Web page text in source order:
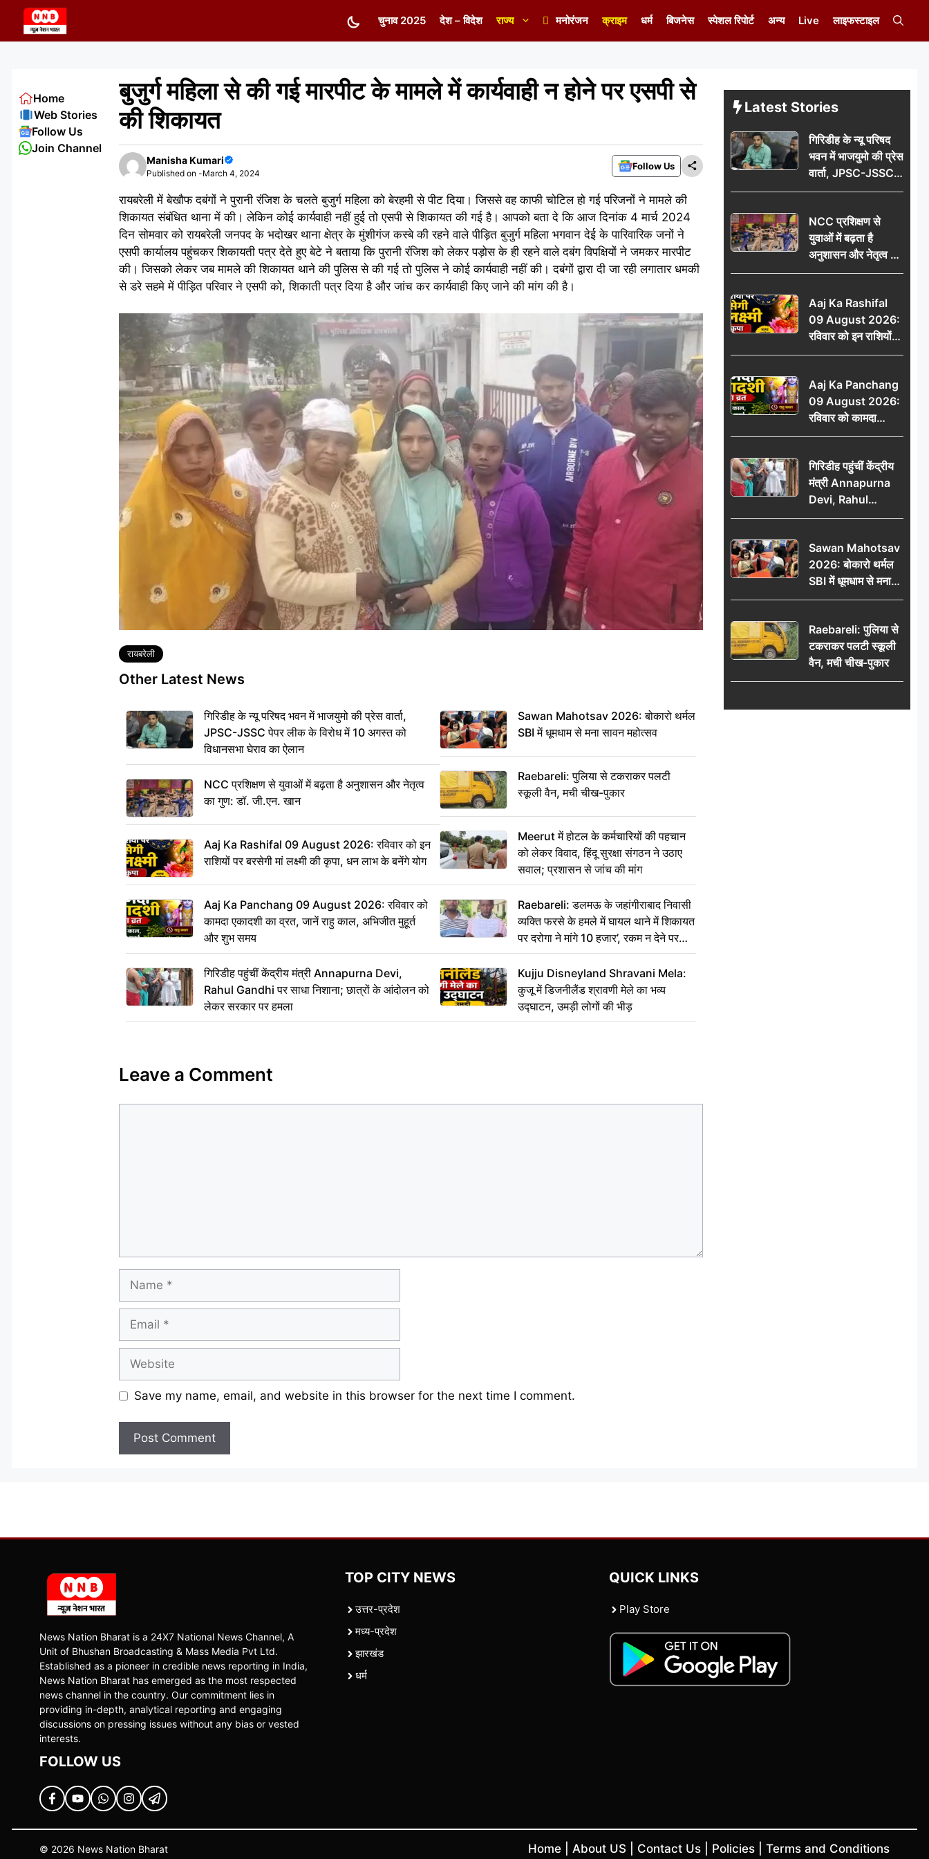
content
चुनाव 2025 देश – विदेश राज्य मनोरंजन क्राइम धर्म बिजनेस स्पेशल रिपोर्ट अन्य Live लाइफस्टाइल
बुजुर्ग महिला से की गई मारपीट के मामले में कार्यवाही न होने पर एसपी से
की शिकायत
Manisha Kumari
Published on -March 4, 2024
Follow Us
रायबरेली में बेखौफ दबंगों ने पुरानी रंजिश के चलते बुजुर्ग महिला को बेरहमी से पीट दिया। जिससे वह काफी चोटिल हो गई परिजनों ने मामले की
शिकायत संबंधित थाना में की। लेकिन कोई कार्यवाही नहीं हुई तो एसपी से शिकायत की गई है। आपको बता दे कि आज दिनांक 4 मार्च 2024
दिन सोमवार को रायबरेली जनपद के भदोखर थाना क्षेत्र के मुंशीगंज कस्बे की रहने वाले पीड़ित बुजुर्ग महिला भगवान देई के पारिवारिक जनों ने
एसपी कार्यालय पहुंचकर शिकायती पत्र देते हुए बेटे ने बताया कि पुरानी रंजिश को लेकर पड़ोस के ही रहने वाले दबंग विपक्षियों ने जमकर मारपीट
की। जिसको लेकर जब मामले की शिकायत थाने की पुलिस से की गई तो पुलिस ने कोई कार्यवाही नहीं की। दबंगों द्वारा दी जा रही लगातार धमकी
से डरे सहमे में पीड़ित परिवार ने एसपी को, शिकाती पत्र दिया है और जांच कर कार्यवाही किए जाने की मांग की है।
Tags
रायबरेली
Other Latest News
गिरिडीह के न्यू परिषद भवन में भाजयुमो की प्रेस वार्ता,
JPSC-JSSC पेपर लीक के विरोध में 10 अगस्त को
विधानसभा घेराव का ऐलान
NCC प्रशिक्षण से युवाओं में बढ़ता है अनुशासन और नेतृत्व
का गुण: डॉ. जी.एन. खान
Aaj Ka Rashifal 09 August 2026: रविवार को इन
राशियों पर बरसेगी मां लक्ष्मी की कृपा, धन लाभ के बनेंगे योग
Aaj Ka Panchang 09 August 2026: रविवार को
कामदा एकादशी का व्रत, जानें राहु काल, अभिजीत मुहूर्त
और शुभ समय
गिरिडीह पहुंचीं केंद्रीय मंत्री Annapurna Devi,
Rahul Gandhi पर साधा निशाना; छात्रों के आंदोलन को
लेकर सरकार पर हमला
Sawan Mahotsav 2026: बोकारो थर्मल
SBI में धूमधाम से मना सावन महोत्सव
Raebareli: पुलिया से टकराकर पलटी
स्कूली वैन, मची चीख-पुकार
Meerut में होटल के कर्मचारियों की पहचान
को लेकर विवाद, हिंदू सुरक्षा संगठन ने उठाए
सवाल; प्रशासन से जांच की मांग
Raebareli: डलमऊ के जहांगीराबाद निवासी
व्यक्ति फरसे के हमले में घायल थाने में शिकायत
पर दरोगा ने मांगे 10 हजार’, रकम न देने पर
कार्रवाई ठंडी!
Kujju Disneyland Shravani Mela:
कुजू में डिजनीलैंड श्रावणी मेले का भव्य
उद्घाटन, उमड़ी लोगों की भीड़
Leave a Comment
Save my name, email, and website in this browser for the next time I comment.
Home
Web Stories
Follow Us
Join Channel
Latest Stories
गिरिडीह के न्यू परिषद
भवन में भाजयुमो की प्रेस
वार्ता, JPSC-JSSC
पेपर लीक के विरोध में
विधानसभा घेराव का
ऐलान
NCC प्रशिक्षण से
युवाओं में बढ़ता है
अनुशासन और नेतृत्व का
गुण: डॉ. जी.एन. खान
Aaj Ka Rashifal
09 August 2026:
रविवार को इन राशियों
पर बरसेगी मां लक्ष्मी की
योग
Aaj Ka Panchang
09 August 2026:
रविवार को कामदा
एकादशी का व्रत, जानें
और शुभ समय
गिरिडीह पहुंचीं केंद्रीय
मंत्री Annapurna
Devi, Rahul
Gandhi पर साधा
आंदोलन को लेकर
सरकार पर हमला
Sawan Mahotsav
2026: बोकारो थर्मल
SBI में धूमधाम से मना
सावन महोत्सव
Raebareli: पुलिया से
टकराकर पलटी स्कूली
वैन, मची चीख-पुकार
News Nation Bharat is a 24X7 National News Channel, A
Unit of Bhushan Broadcasting & Mass Media Pvt Ltd.
Established as a pioneer in credible news reporting in India,
News Nation Bharat has emerged as the most respected
news channel in the country. Our commitment lies in
providing in-depth, analytical reporting and engaging
discussions on pressing issues without any bias or vested
interests.
FOLLOW US
TOP CITY NEWS
उत्तर-प्रदेश
मध्य-प्रदेश
झारखंड
धर्म
QUICK LINKS
Play Store
© 2026 News Nation Bharat Home About US Contact Us Policies Terms and Conditions